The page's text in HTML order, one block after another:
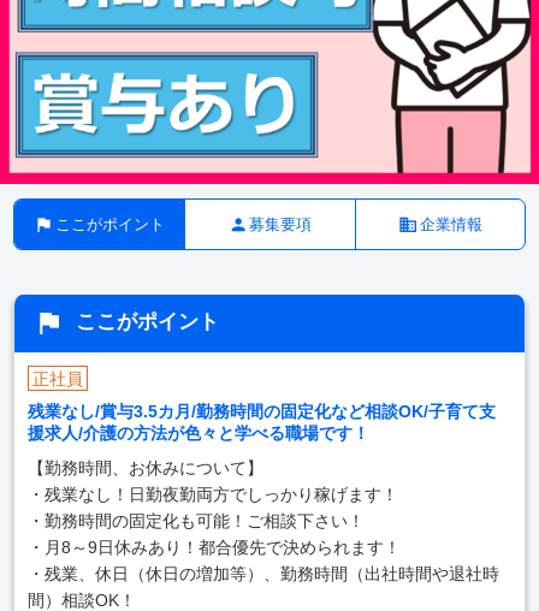
ここがポイント 募集要項 企業情報
ここがポイント
正社員
残業なし/賞与3.5カ月/勤務時間の固定化など相談OK/子育て支
援求人/介護の方法が色々と学べる職場です！
【勤務時間、お休みについて】
・残業なし！日勤夜勤両方でしっかり稼げます！
・勤務時間の固定化も可能！ご相談下さい！
・月8～9日休みあり！都合優先で決められます！
・残業、休日（休日の増加等）、勤務時間（出社時間や退社時
間）相談OK！